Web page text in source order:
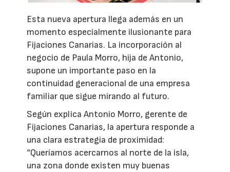
Esta nueva apertura llega además en un
momento especialmente ilusionante para
Fijaciones Canarias. La incorporación al
negocio de Paula Morro, hija de Antonio,
supone un importante paso en la
continuidad generacional de una empresa
familiar que sigue mirando al futuro.
Según explica Antonio Morro, gerente de
Fijaciones Canarias, la apertura responde a
una clara estrategia de proximidad:
“Queríamos acercarnos al norte de la isla,
una zona donde existen muy buenas